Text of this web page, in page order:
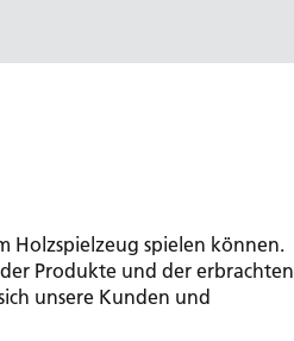
Holzspielzeug spielen können.
Produkte und der erbrachten
unsere Kunden und